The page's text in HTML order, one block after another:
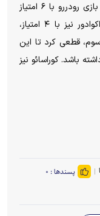
صدرنشین و ساحل‌عاج به دلیل شکست در بازی رودررو با ۶ امتیاز
به‌عنوان‌ تیم دوم راهی مرحله بعد شدند. اکوادور نیز با ۴ امتیاز،
قطعی کرد تا این
باشد. کوراسائو نیز
پسندها : ۰